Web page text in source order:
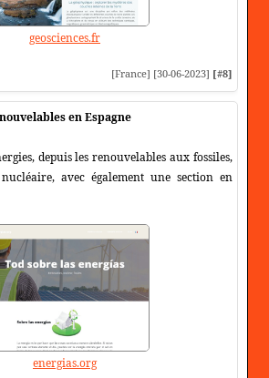
geosciences.fr
[France] [30-06-2023] [#8]
en Espagne
depuis les renouvelables aux fossiles,
avec également une section en
energias.org